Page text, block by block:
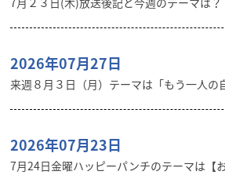
2026年07月27日
来週８月３日（月）テーマは「もう一人の
2026年07月23日
7月24日金曜ハッピーパンチのテーマは【